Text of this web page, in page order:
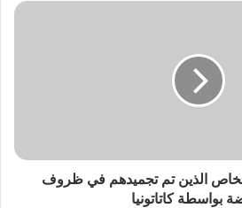
الذين تم تجميدهم في ظروف
بواسطة كاتاتونيا